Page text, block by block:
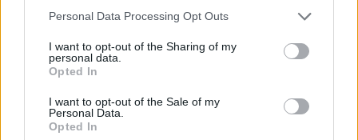
Please note that this website/app uses one or more Google
not limited to your visit or usage behaviour. You may click to
grant or deny consent to Google and its third-party tags to
use your data for below specified purposes in below Google
consent section.
Personal Data Processing Opt Outs
I want to opt-out of the Sharing of my
personal data.
Opted In
I want to opt-out of the Sale of my
Personal Data.
Opted In
Sangue, musica e solidarietà con Avis Olbia al
Delta Center